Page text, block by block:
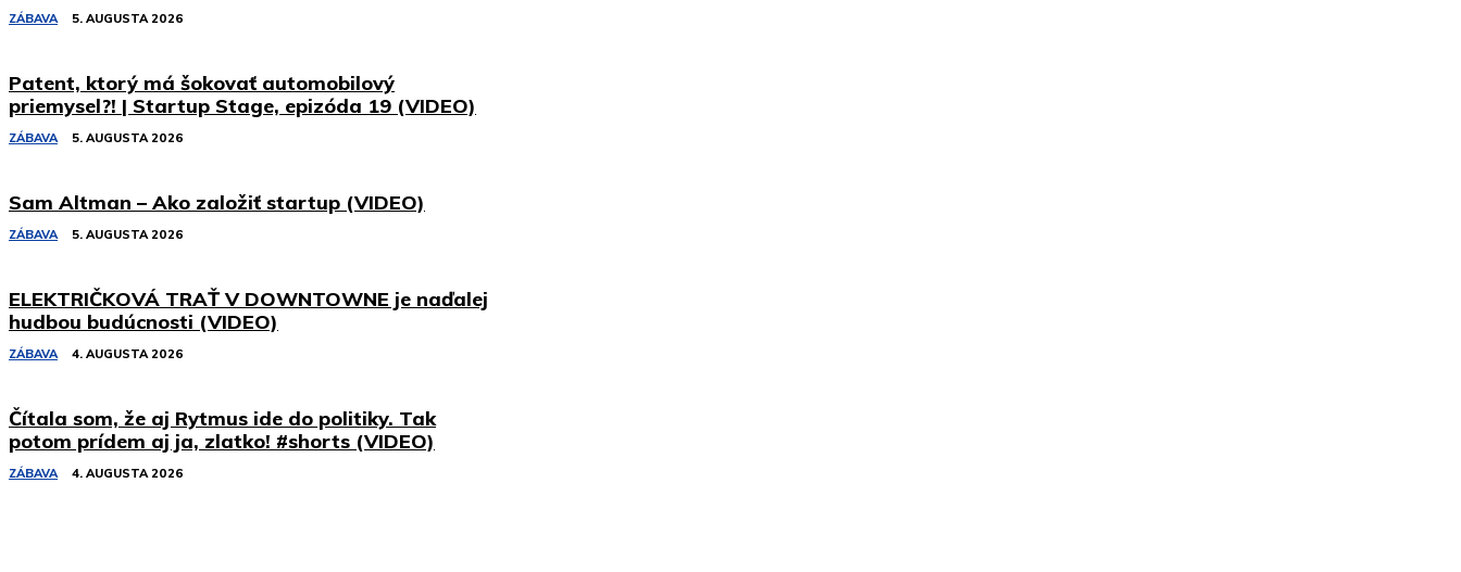
ZÁBAVA 5. AUGUSTA 2026
Patent, ktorý má šokovať automobilový
priemysel?! | Startup Stage, epizóda 19 (VIDEO)
ZÁBAVA 5. AUGUSTA 2026
Sam Altman – Ako založiť startup (VIDEO)
ZÁBAVA 5. AUGUSTA 2026
ELEKTRIČKOVÁ TRAŤ V DOWNTOWNE je naďalej
hudbou budúcnosti (VIDEO)
ZÁBAVA 4. AUGUSTA 2026
Čítala som, že aj Rytmus ide do politiky. Tak
potom prídem aj ja, zlatko! #shorts (VIDEO)
ZÁBAVA 4. AUGUSTA 2026